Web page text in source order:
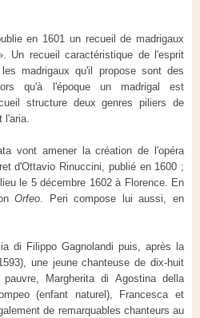
en 1601 un recueil de madrigaux
Un recueil caractéristique de l'esprit
madrigaux qu'il propose sont des
qu'à l'époque un madrigal est
structure deux genres piliers de
l'aria.
vont amener la création de l'opéra
d'Ottavio Rinuccini, publié en 1600 ;
le 5 décembre 1602 à Florence. En
Orfeo. Peri compose lui aussi, en
di Filippo Gagnolandi puis, après la
une jeune chanteuse de dix-huit
Margherita di Agostina della
(enfant naturel), Francesca et
de remarquables chanteurs au